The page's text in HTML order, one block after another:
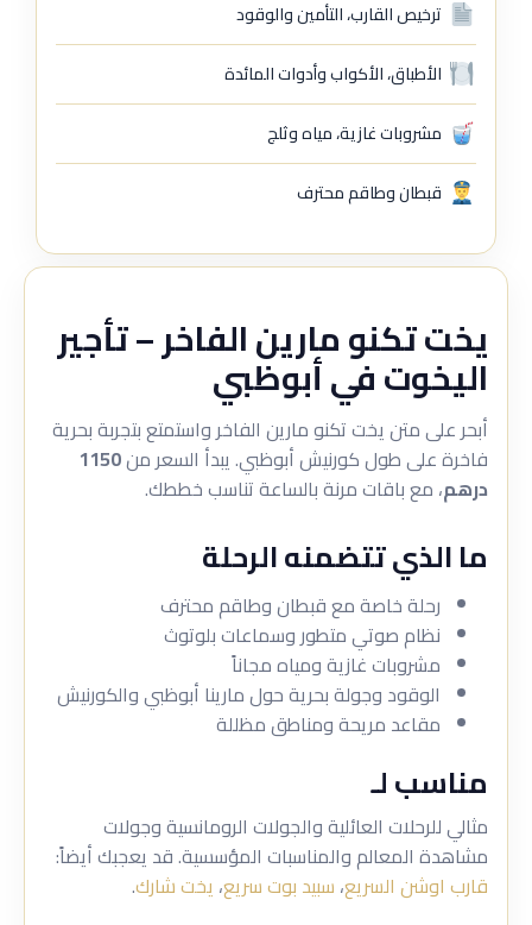
ترخيص القارب، التأمين والوقود
الأطباق، الأكواب وأدوات المائدة
مشروبات غازية، مياه وثلج
قبطان وطاقم محترف
يخت تكنو مارين الفاخر – تأجير
اليخوت في أبوظبي
أبحر على متن يخت تكنو مارين الفاخر واستمتع بتجربة بحرية
فاخرة على طول كورنيش أبوظبي. يبدأ السعر من1150
درهم، مع باقات مرنة بالساعة تناسب خططك.
ما الذي تتضمنه الرحلة
رحلة خاصة مع قبطان وطاقم محترف
نظام صوتي متطور وسماعات بلوتوث
مشروبات غازية ومياه مجاناً
الوقود وجولة بحرية حول مارينا أبوظبي والكورنيش
مقاعد مريحة ومناطق مظللة
مناسب لـ
مثالي للرحلات العائلية والجولات الرومانسية وجولات
مشاهدة المعالم والمناسبات المؤسسية. قد يعجبك أيضاً:
قارب اوشن السريع، سبيد بوت سريع، يخت شارك.